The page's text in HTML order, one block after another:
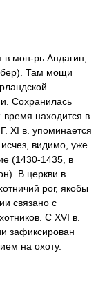
мон-рь Андагин,
Там мощи
Сохранилась
время находится в
XI в. упоминается
видимо, уже
(1430-1435, в
В церкви в
рог, якобы
связано с
С XVI в.
зафиксирован
на охоту.